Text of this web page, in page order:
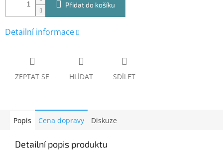
Přidat do košíku
Detailní informace
ZEPTAT SE HLÍDAT SDÍLET
Popis Cena dopravy Diskuze
Detailní popis produktu